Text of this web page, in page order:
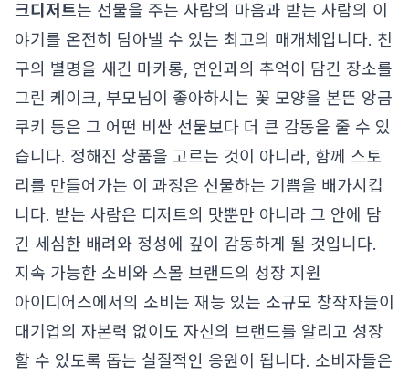
크디저트는 선물을 주는 사람의 마음과 받는 사람의 이
야기를 온전히 담아낼 수 있는 최고의 매개체입니다. 친
구의 별명을 새긴 마카롱, 연인과의 추억이 담긴 장소를
그린 케이크, 부모님이 좋아하시는 꽃 모양을 본뜬 앙금
쿠키 등은 그 어떤 비싼 선물보다 더 큰 감동을 줄 수 있
습니다. 정해진 상품을 고르는 것이 아니라, 함께 스토
리를 만들어가는 이 과정은 선물하는 기쁨을 배가시킵
니다. 받는 사람은 디저트의 맛뿐만 아니라 그 안에 담
긴 세심한 배려와 정성에 깊이 감동하게 될 것입니다.
지속 가능한 소비와 스몰 브랜드의 성장 지원
아이디어스에서의 소비는 재능 있는 소규모 창작자들이
대기업의 자본력 없이도 자신의 브랜드를 알리고 성장
할 수 있도록 돕는 실질적인 응원이 됩니다. 소비자들은